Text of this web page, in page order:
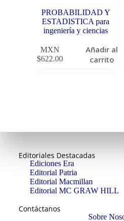
PROBABILIDAD Y
ESTADISTICA para
ingeniería y ciencias
MXN
$622.00
Añadir al
carrito
Editoriales Destacadas
Ediciones Era
Editorial Patria
Editorial Macmillan
Editorial MC GRAW HILL
Contáctanos
Sobre